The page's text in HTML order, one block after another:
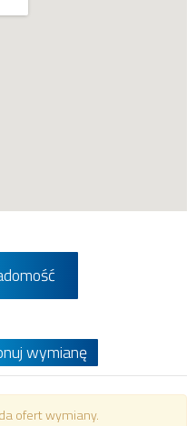
wymianę
ofert wymiany.